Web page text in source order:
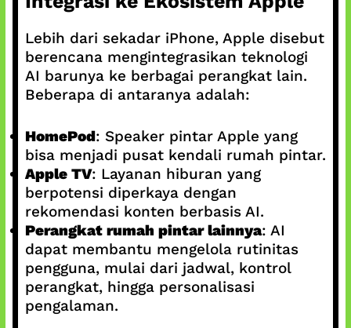
Lebih dari sekadar iPhone, Apple disebut
berencana mengintegrasikan teknologi
AI barunya ke berbagai perangkat lain.
Beberapa di antaranya adalah:
HomePod: Speaker pintar Apple yang
bisa menjadi pusat kendali rumah pintar.
Apple TV: Layanan hiburan yang
berpotensi diperkaya dengan
rekomendasi konten berbasis AI.
Perangkat rumah pintar lainnya: AI
dapat membantu mengelola rutinitas
pengguna, mulai dari jadwal, kontrol
perangkat, hingga personalisasi
pengalaman.